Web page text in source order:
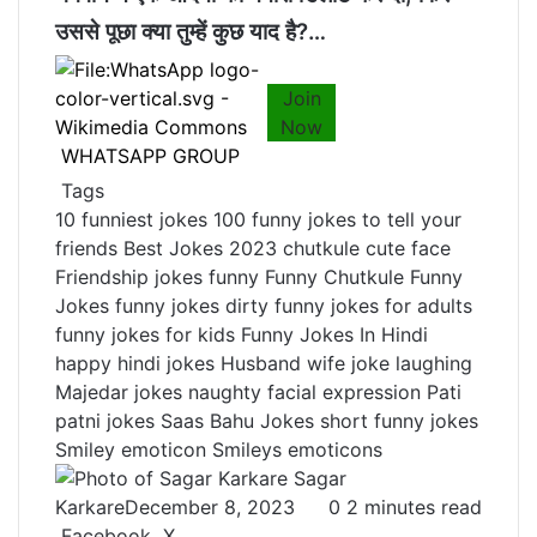
उससे पूछा क्‍या तुम्‍हें कुछ याद है?…
WHATSAPP GROUP
Join
Now
Tags
10 funniest jokes 100 funny jokes to tell your
friends Best Jokes 2023 chutkule cute face
Friendship jokes funny Funny Chutkule Funny
Jokes funny jokes dirty funny jokes for adults
funny jokes for kids Funny Jokes In Hindi
happy hindi jokes Husband wife joke laughing
Majedar jokes naughty facial expression Pati
patni jokes Saas Bahu Jokes short funny jokes
Smiley emoticon Smileys emoticons
Sagar
KarkareDecember 8, 2023 0 2 minutes read